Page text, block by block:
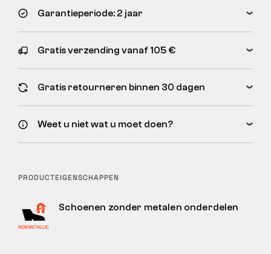
Garantieperiode: 2 jaar
Gratis verzending vanaf 105 €
Gratis retourneren binnen 30 dagen
Weet u niet wat u moet doen?
PRODUCTEIGENSCHAPPEN
Schoenen zonder metalen onderdelen